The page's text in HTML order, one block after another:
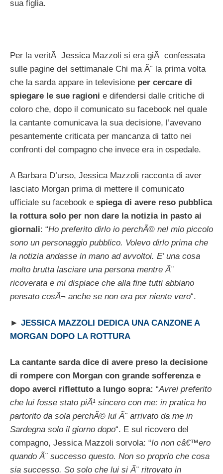
sua figlia.
Per la veritÃ Jessica Mazzoli si era giÃ confessata
sulle pagine del settimanale Chi ma Ã¨ la prima volta
che la sarda appare in televisione per cercare di
spiegare le sue ragioni e difendersi dalle critiche di
coloro che, dopo il comunicato su facebook nel quale
la cantante comunicava la sua decisione, l’avevano
pesantemente criticata per mancanza di tatto nei
confronti del compagno che invece era in ospedale.
A Barbara D’urso, Jessica Mazzoli racconta di aver
lasciato Morgan prima di mettere il comunicato
ufficiale su facebook e spiega di avere reso pubblica
la rottura solo per non dare la notizia in pasto ai
giornali: “Ho preferito dirlo io perchÃ© nel mio piccolo
sono un personaggio pubblico. Volevo dirlo prima che
la notizia andasse in mano ad avvoltoi. E’ una cosa
molto brutta lasciare una persona mentre Ã¨
ricoverata e mi dispiace che alla fine tutti abbiano
pensato cosÃ¬ anche se non era per niente vero“.
► JESSICA MAZZOLI DEDICA UNA CANZONE A
MORGAN DOPO LA ROTTURA
La cantante sarda dice di avere preso la decisione
di rompere con Morgan con grande sofferenza e
dopo averci riflettuto a lungo sopra: “Avrei preferito
che lui fosse stato piÃ¹ sincero con me: in pratica ho
partorito da sola perchÃ© lui Ã¨ arrivato da me in
Sardegna solo il giorno dopo“. E sul ricovero del
compagno, Jessica Mazzoli sorvola: “Io non câ€™ero
quando Ã¨ successo questo. Non so proprio che cosa
sia successo. So solo che lui si Ã¨ ritrovato in